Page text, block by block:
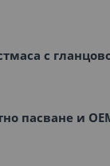
с
пасване и